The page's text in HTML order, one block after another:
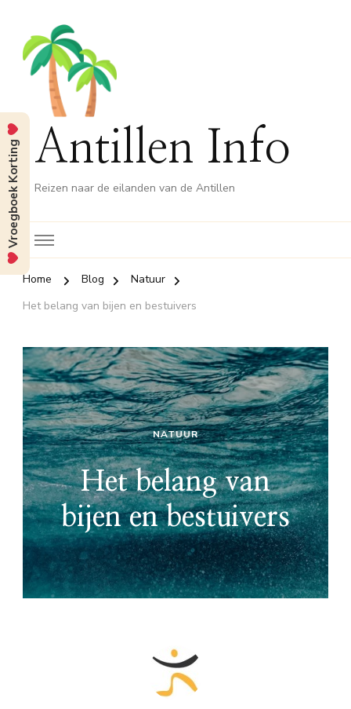
Antillen Info
Reizen naar de eilanden van de Antillen
Home Blog
Natuur
Het belang van bijen en bestuivers
NATUUR
Het belang van
bijen en bestuivers
Vroegboek Korting